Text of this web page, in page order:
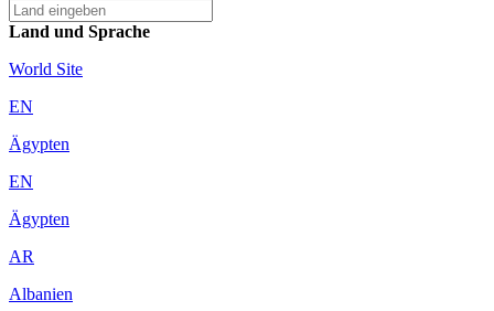
Land und Sprache
World Site
EN
Ägypten
EN
Ägypten
AR
Albanien